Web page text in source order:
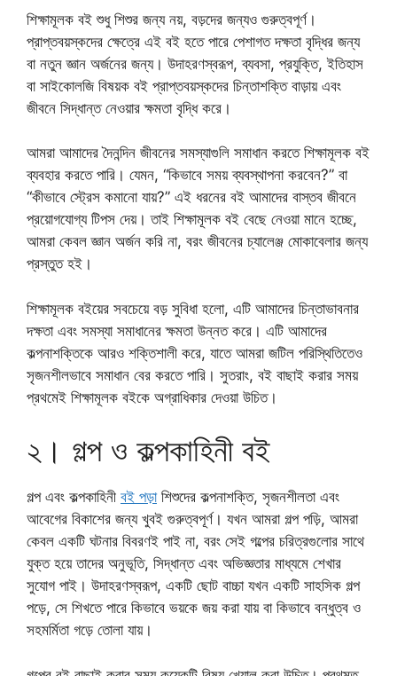
শিক্ষামূলক বই শুধু শিশুর জন্য নয়, বড়দের জন্যও গুরুত্বপূর্ণ।
প্রাপ্তবয়স্কদের ক্ষেত্রে এই বই হতে পারে পেশাগত দক্ষতা বৃদ্ধির জন্য
বা নতুন জ্ঞান অর্জনের জন্য। উদাহরণস্বরূপ, ব্যবসা, প্রযুক্তি, ইতিহাস
বা সাইকোলজি বিষয়ক বই প্রাপ্তবয়স্কদের চিন্তাশক্তি বাড়ায় এবং
জীবনে সিদ্ধান্ত নেওয়ার ক্ষমতা বৃদ্ধি করে।
আমরা আমাদের দৈনন্দিন জীবনের সমস্যাগুলি সমাধান করতে শিক্ষামূলক বই
ব্যবহার করতে পারি। যেমন, “কিভাবে সময় ব্যবস্থাপনা করবেন?” বা
“কীভাবে স্ট্রেস কমানো যায়?” এই ধরনের বই আমাদের বাস্তব জীবনে
প্রয়োগযোগ্য টিপস দেয়। তাই শিক্ষামূলক বই বেছে নেওয়া মানে হচ্ছে,
আমরা কেবল জ্ঞান অর্জন করি না, বরং জীবনের চ্যালেঞ্জ মোকাবেলার জন্য
প্রস্তুত হই।
শিক্ষামূলক বইয়ের সবচেয়ে বড় সুবিধা হলো, এটি আমাদের চিন্তাভাবনার
দক্ষতা এবং সমস্যা সমাধানের ক্ষমতা উন্নত করে। এটি আমাদের
কল্পনাশক্তিকে আরও শক্তিশালী করে, যাতে আমরা জটিল পরিস্থিতিতেও
সৃজনশীলভাবে সমাধান বের করতে পারি। সুতরাং, বই বাছাই করার সময়
প্রথমেই শিক্ষামূলক বইকে অগ্রাধিকার দেওয়া উচিত।
২। গল্প ও কল্পকাহিনী বই
গল্প এবং কল্পকাহিনী বই পড়াশিশুদের কল্পনাশক্তি, সৃজনশীলতা এবং
আবেগের বিকাশের জন্য খুবই গুরুত্বপূর্ণ। যখন আমরা গল্প পড়ি, আমরা
কেবল একটি ঘটনার বিবরণই পাই না, বরং সেই গল্পের চরিত্রগুলোর সাথে
যুক্ত হয়ে তাদের অনুভূতি, সিদ্ধান্ত এবং অভিজ্ঞতার মাধ্যমে শেখার
সুযোগ পাই। উদাহরণস্বরূপ, একটি ছোট বাচ্চা যখন একটি সাহসিক গল্প
পড়ে, সে শিখতে পারে কিভাবে ভয়কে জয় করা যায় বা কিভাবে বন্ধুত্ব ও
সহমর্মিতা গড়ে তোলা যায়।